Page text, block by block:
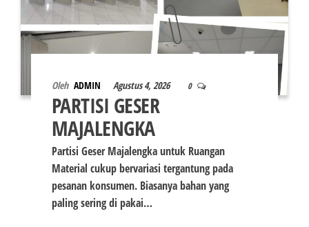
Oleh ADMIN Agustus 4, 2026 0
PARTISI GESER
MAJALENGKA
Partisi Geser Majalengka untuk Ruangan
Material cukup bervariasi tergantung pada
pesanan konsumen. Biasanya bahan yang
paling sering di pakai…